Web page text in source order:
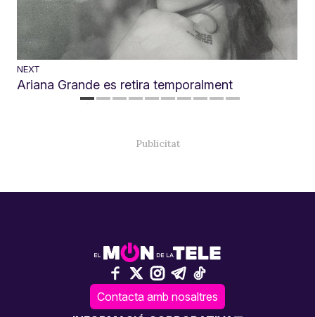
NEXT
Ariana Grande es retira temporalment
Contacta amb nosaltres